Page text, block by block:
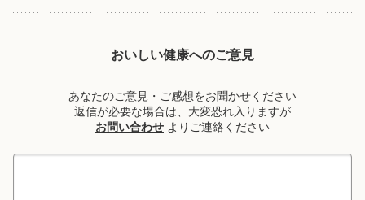
おいしい健康へのご意見
あなたのご意見・ご感想をお聞かせください
返信が必要な場合は、大変恐れ入りますが
お問い合わせ よりご連絡ください